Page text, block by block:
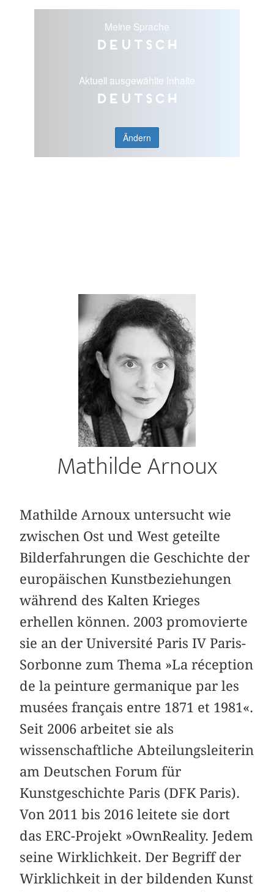
Meine Sprache
Deutsch
Aktuell ausgewählte Inhalte
Deutsch
Ändern
Mathilde Arnoux
Mathilde Arnoux untersucht wie
zwischen Ost und West geteilte
Bilderfahrungen die Geschichte der
europäischen Kunstbeziehungen
während des Kalten Krieges
erhellen können. 2003 promovierte
sie an der Université Paris IV Paris-
Sorbonne zum Thema »La réception
de la peinture germanique par les
musées français entre 1871 et 1981«.
Seit 2006 arbeitet sie als
wissenschaftliche Abteilungsleiterin
am Deutschen Forum für
Kunstgeschichte Paris (DFK Paris).
Von 2011 bis 2016 leitete sie dort
das ERC-Projekt »OwnReality. Jedem
seine Wirklichkeit. Der Begriff der
Wirklichkeit in der bildenden Kunst